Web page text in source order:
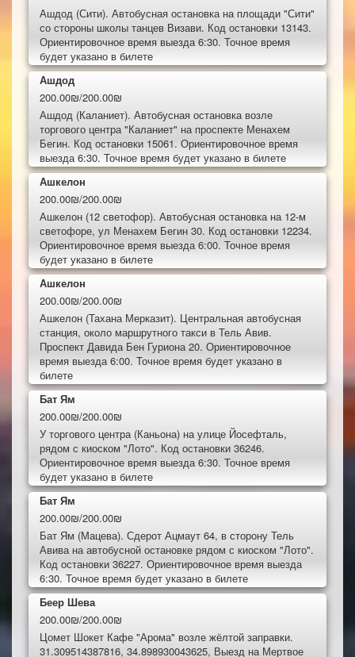
Ашдод (Сити). Автобусная остановка на площади "Сити"
со стороны школы танцев Визави. Код остановки 13143.
Ориентировочное время выезда 6:30. Точное время
будет указано в билете
Ашдод
200.00₪/200.00₪
Ашдод (Каланиет). Автобусная остановка возле
торгового центра "Каланиет" на проспекте Менахем
Бегин. Код остановки 15061. Ориентировочное время
выезда 6:30. Точное время будет указано в билете
Ашкелон
200.00₪/200.00₪
Ашкелон (12 светофор). Автобусная остановка на 12-м
светофоре, ул Менахем Бегин 30. Код остановки 12234.
Ориентировочное время выезда 6:00. Точное время
будет указано в билете
Ашкелон
200.00₪/200.00₪
Ашкелон (Тахана Мерказит). Центральная автобусная
станция, около маршрутного такси в Тель Авив.
Проспект Давида Бен Гуриона 20. Ориентировочное
время выезда 6:00. Точное время будет указано в
билете
Бат Ям
200.00₪/200.00₪
У торгового центра (Каньона) на улице Йосефталь,
рядом с киоском "Лото". Код остановки 36246.
Ориентировочное время выезда 6:30. Точное время
будет указано в билете
Бат Ям
200.00₪/200.00₪
Бат Ям (Мацева). Сдерот Ацмаут 64, в сторону Тель
Авива на автобусной остановке рядом с киоском "Лото".
Код остановки 36227. Ориентировочное время выезда
6:30. Точное время будет указано в билете
Беер Шева
200.00₪/200.00₪
Цомет Шокет Кафе "Арома" возле жёлтой заправки.
31.309514387816, 34.898930043625, Выезд на Мертвое